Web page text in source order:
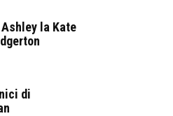
la Kate
di